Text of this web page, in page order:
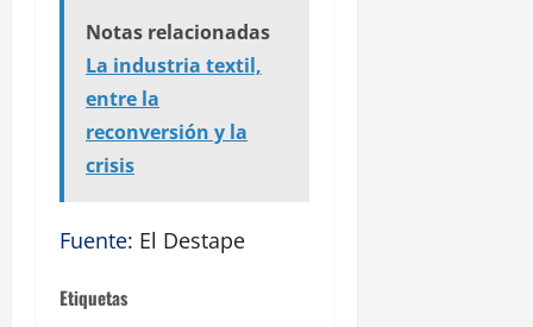
Notas relacionadas
La industria textil,
entre la
reconversión y la
crisis
Fuente: El Destape
Etiquetas